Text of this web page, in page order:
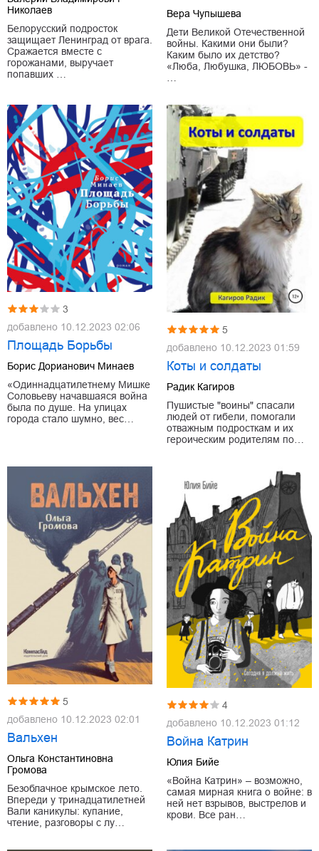
Николаев
Белорусский подросток
защищает Ленинград от врага.
Сражается вместе с
горожанами, выручает
попавших …
Вера Чупышева
Дети Великой Отечественной
войны. Какими они были?
Каким было их детство?
«Люба, Любушка, ЛЮБОВЬ» -
3
добавлено 10.12.2023 02:06
Площадь Борьбы
Борис Дорианович Минаев
«Одиннадцатилетнему Мишке
Соловьеву начавшаяся война
была по душе. На улицах
города стало шумно, вес…
5
добавлено 10.12.2023 01:59
Коты и солдаты
Радик Кагиров
Пушистые "воины" спасали
людей от гибели, помогали
отважным подросткам и их
героическим родителям по…
5
добавлено 10.12.2023 02:01
Вальхен
Ольга Константиновна
Громова
Безоблачное крымское лето.
Впереди у тринадцатилетней
Вали каникулы: купание,
чтение, разговоры с лу…
4
добавлено 10.12.2023 01:12
Война Катрин
Юлия Бийе
«Война Катрин» – возможно,
самая мирная книга о войне: в
ней нет взрывов, выстрелов и
крови. Все ран…